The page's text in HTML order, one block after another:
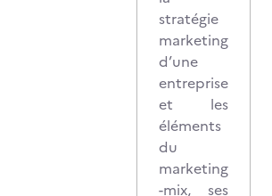
stratégie
marketing
d’une
entreprise
et les
éléments
du
marketing
-mix, ses